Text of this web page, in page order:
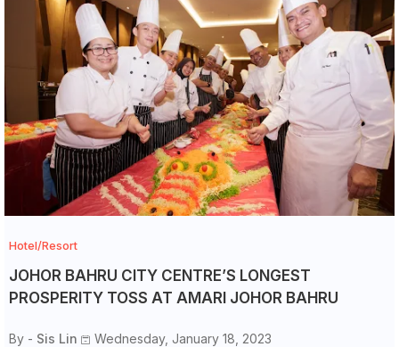
Hotel/Resort
JOHOR BAHRU CITY CENTRE’S LONGEST
PROSPERITY TOSS AT AMARI JOHOR BAHRU
By - Sis Lin Wednesday, January 18, 2023